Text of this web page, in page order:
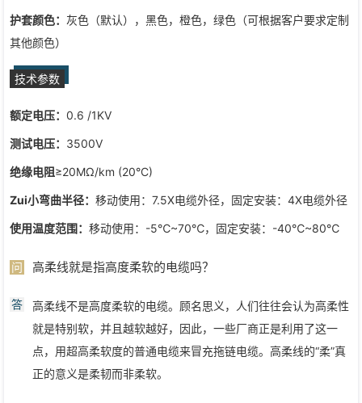
护套颜色： 灰色（默认），黑色，橙色，绿色（可根据客户要求定制
其他颜色）
技术参数
额定电压： 0.6 /1KV
测试电压： 3500V
绝缘电阻≥20MΩ/km (20°C)
Zui小弯曲半径： 移动使用：7.5X电缆外径，固定安装：4X电缆外径
使用温度范围： 移动使用：-5℃~70℃，固定安装：-40℃~80℃
问 高柔线就是指高度柔软的电缆吗？
答
高柔线不是高度柔软的电缆。顾名思义，人们往往会认为高柔性
就是特别软，并且越软越好，因此，一些厂商正是利用了这一
点，用超高柔软度的普通电缆来冒充拖链电缆。高柔线的“柔”真
正的意义是柔韧而非柔软。